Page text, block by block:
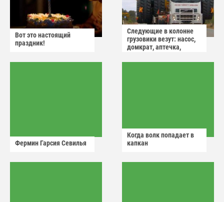
Вот это настоящий
праздник!
Следующие в колонне
грузовики везут: насос,
домкрат, аптечка,
Фермин Гарсия Севилья
Когда волк попадает в
капкан